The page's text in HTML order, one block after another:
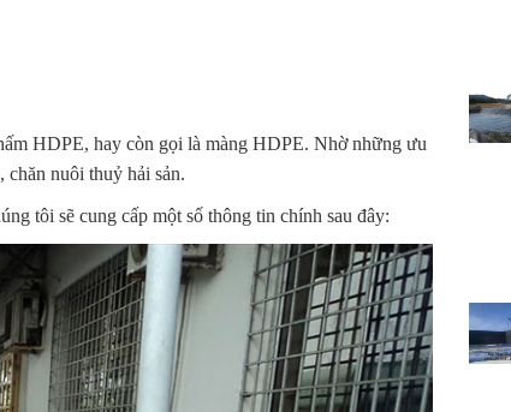
HDPE, hay còn gọi là màng HDPE. Nhờ những ưu
chăn nuôi thuỷ hải sản.
tôi sẽ cung cấp một số thông tin chính sau đây: